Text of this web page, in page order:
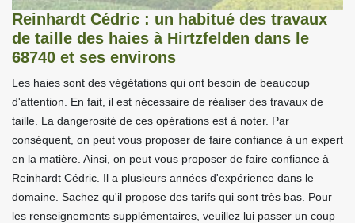
Reinhardt Cédric : un habitué des travaux
de taille des haies à Hirtzfelden dans le
68740 et ses environs
Les haies sont des végétations qui ont besoin de beaucoup
d'attention. En fait, il est nécessaire de réaliser des travaux de
taille. La dangerosité de ces opérations est à noter. Par
conséquent, on peut vous proposer de faire confiance à un expert
en la matière. Ainsi, on peut vous proposer de faire confiance à
Reinhardt Cédric. Il a plusieurs années d'expérience dans le
domaine. Sachez qu'il propose des tarifs qui sont très bas. Pour
les renseignements supplémentaires, veuillez lui passer un coup